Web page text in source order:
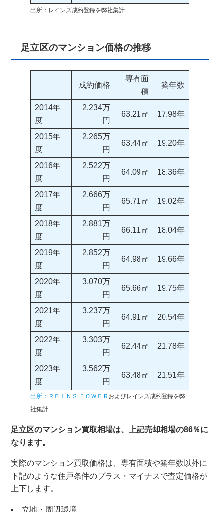
出所：レインズ成約登録を弊社集計
足立区のマンション価格の推移
成約価格
専有面
積
築年数
2014年
度
2,234万
円
63.21㎡ 17.98年
2015年
度
2,265万
円
63.44㎡ 19.20年
2016年
度
2,522万
円
64.09㎡ 18.36年
2017年
度
2,666万
円
65.71㎡ 19.02年
2018年
度
2,881万
円
66.11㎡ 18.04年
2019年
度
2,852万
円
64.98㎡ 19.66年
2020年
度
3,070万
円
65.66㎡ 19.75年
2021年
度
3,237万
円
64.91㎡ 20.54年
2022年
度
3,303万
円
62.44㎡ 21.78年
2023年
度
3,562万
円
63.48㎡ 21.51年
出所：ＲＥＩＮＳ ＴＯＷＥＲ およびレインズ成約登録を弊
社集計
足立区のマンション買取相場は、上記売却相場の86％に
なります。
実際のマンション買取価格は、専有面積や築年数以外に
下記のような住戸条件のプラス・マイナスで査定価格が
上下します。
立地・周辺環境